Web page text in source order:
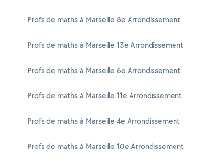
Profs de maths à Marseille 8e Arrondissement
Profs de maths à Marseille 13e Arrondissement
Profs de maths à Marseille 6e Arrondissement
Profs de maths à Marseille 11e Arrondissement
Profs de maths à Marseille 4e Arrondissement
Profs de maths à Marseille 10e Arrondissement